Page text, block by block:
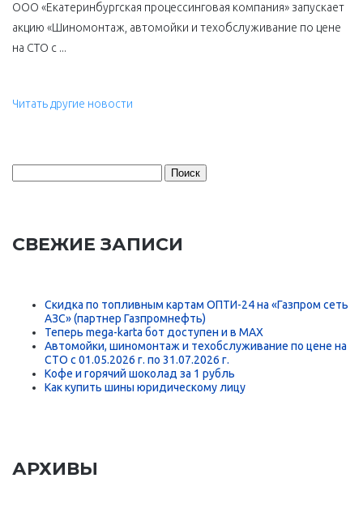
ООО «Екатеринбургская процессинговая компания» запускает
акцию «Шиномонтаж, автомойки и техобслуживание по цене
на СТО с ...
Читать другие новости
СВЕЖИЕ ЗАПИСИ
Скидка по топливным картам ОПТИ-24 на «Газпром сеть
АЗС» (партнер Газпромнефть)
Теперь mega-karta бот доступен и в MAX
Автомойки, шиномонтаж и техобслуживание по цене на
СТО с 01.05.2026 г. по 31.07.2026 г.
Кофе и горячий шоколад за 1 рубль
Как купить шины юридическому лицу
АРХИВЫ